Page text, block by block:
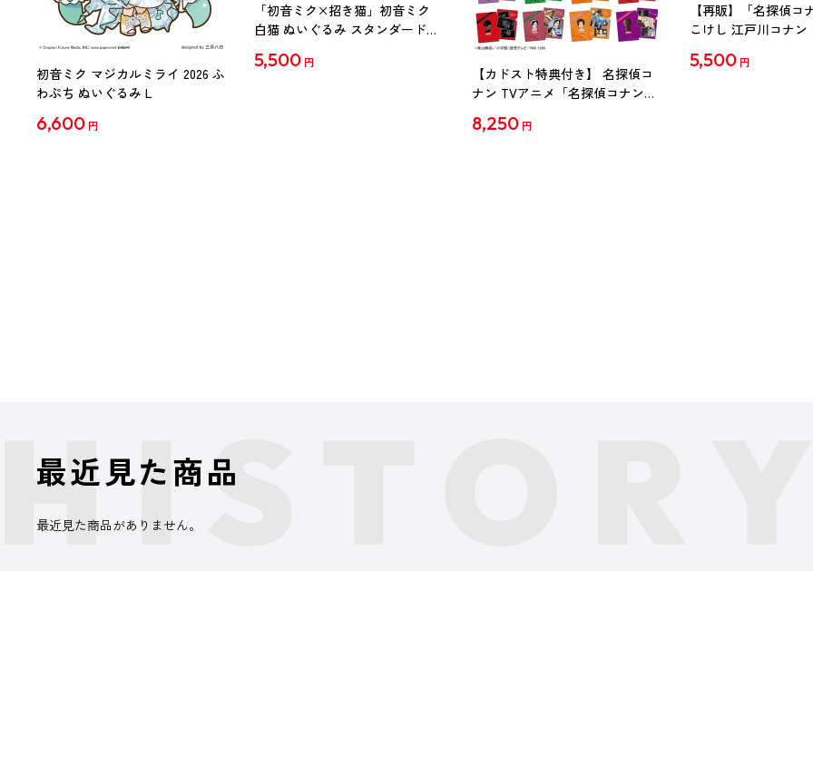
初音ミク マジカルミライ 2026 ふ
わぷち ぬいぐるみ L
6,600 円
「初音ミク×招き猫」初音ミク
白猫 ぬいぐるみ スタンダード
5,500 円
【カドスト特典付き】 名探偵コ
ナン TVアニメ「名探偵コナン」
【1BOX】
8,250 円
【再販】「名探偵コ
こけし 江戸川コナン
5,500 円
最近見た商品
最近見た商品がありません。